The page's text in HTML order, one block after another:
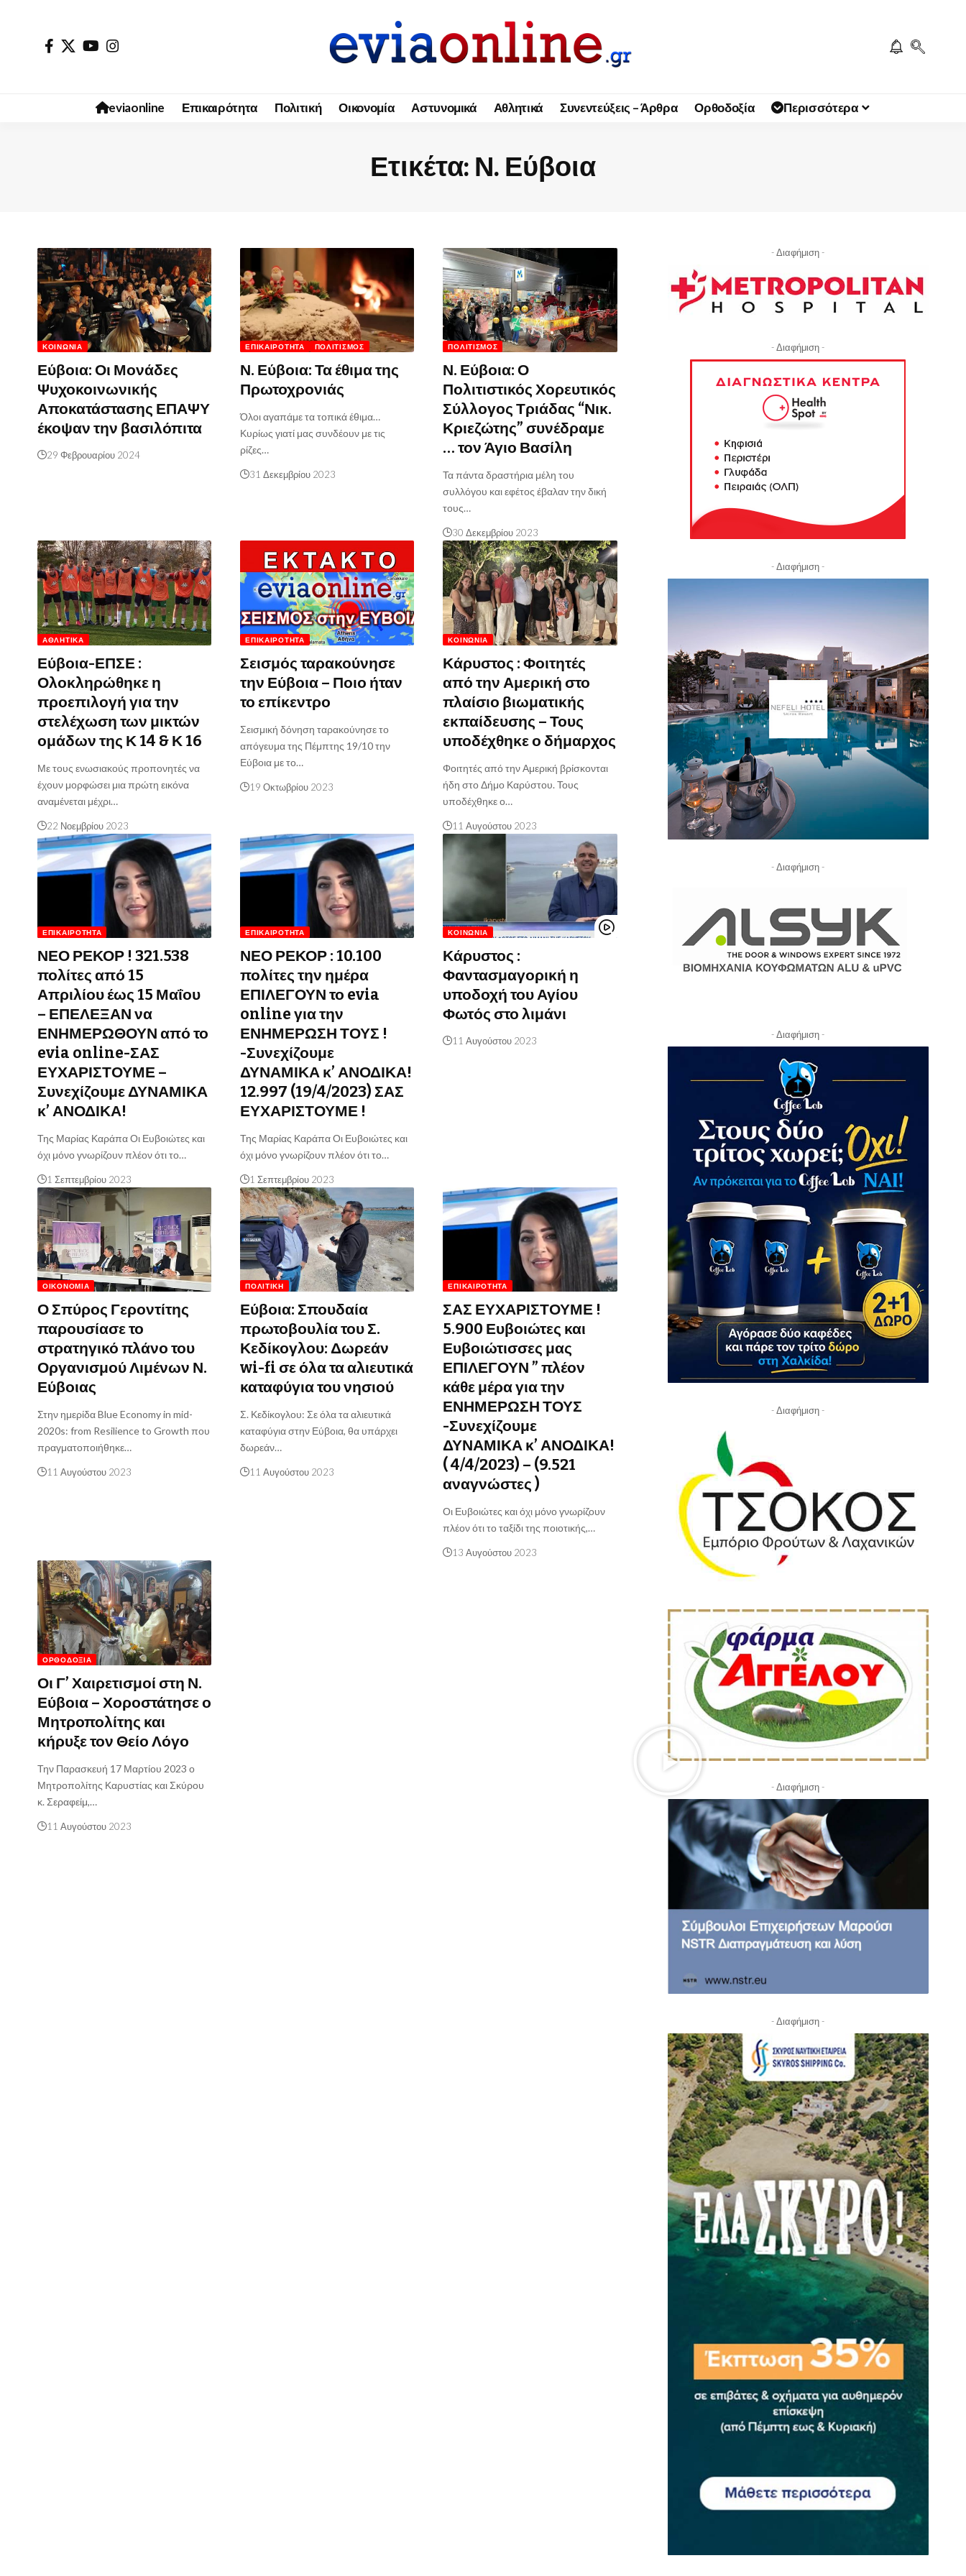
eviaonline Επικαιρότητα Πολιτική Οικονομία Αστυνομικά Αθλητικά Συνεντεύξεις – Άρθρα Ορθοδοξία Περισσότερα
Ετικέτα: Ν. Εύβοια
ΚΟΙΝΩΝΊΑ
Εύβοια: Οι Μονάδες
Ψυχοκοινωνικής
Αποκατάστασης ΕΠΑΨΥ
έκοψαν την βασιλόπιτα
29 Φεβρουαρίου 2024
ΕΠΙΚΑΙΡΌΤΗΤΑ ΠΟΛΙΤΙΣΜΌΣ
Ν. Εύβοια: Τα έθιμα της
Πρωτοχρονιάς
Όλοι αγαπάμε τα τοπικά έθιμα…
Κυρίως γιατί μας συνδέουν με τις
ρίζες…
31 Δεκεμβρίου 2023
ΠΟΛΙΤΙΣΜΌΣ
Ν. Εύβοια: Ο
Πολιτιστικός Χορευτικός
Σύλλογος Τριάδας “Νικ.
Κριεζώτης” συνέδραμε
… τον Άγιο Βασίλη
Τα πάντα δραστήρια μέλη του
συλλόγου και εφέτος έβαλαν την δική
τους…
30 Δεκεμβρίου 2023
ΑΘΛΗΤΙΚΆ
Εύβοια-ΕΠΣΕ :
Ολοκληρώθηκε η
προεπιλογή για την
στελέχωση των μικτών
ομάδων της Κ 14 & Κ 16
Με τους ενωσιακούς προπονητές να
έχουν μορφώσει μια πρώτη εικόνα
αναμένεται μέχρι…
22 Νοεμβρίου 2023
ΕΠΙΚΑΙΡΌΤΗΤΑ
Σεισμός ταρακούνησε
την Εύβοια – Ποιο ήταν
το επίκεντρο
Σεισμική δόνηση ταρακούνησε το
απόγευμα της Πέμπτης 19/10 την
Εύβοια με το…
19 Οκτωβρίου 2023
ΚΟΙΝΩΝΊΑ
Κάρυστος : Φοιτητές
από την Αμερική στο
πλαίσιο βιωματικής
εκπαίδευσης – Τους
υποδέχθηκε ο δήμαρχος
Φοιτητές από την Αμερική βρίσκονται
ήδη στο Δήμο Καρύστου. Τους
υποδέχθηκε ο…
11 Αυγούστου 2023
ΕΠΙΚΑΙΡΌΤΗΤΑ
ΝΕΟ ΡΕΚΟΡ ! 321.538
πολίτες από 15
Απριλίου έως 15 Μαΐου
– ΕΠΕΛΕΞΑΝ να
ΕΝΗΜΕΡΩΘΟΥΝ από το
evia online-ΣΑΣ
ΕΥΧΑΡΙΣΤΟΥΜΕ –
Συνεχίζουμε ΔΥΝΑΜΙΚΑ
κ’ ΑΝΟΔΙΚΑ!
Της Μαρίας Καράπα Οι Ευβοιώτες και
όχι μόνο γνωρίζουν πλέον ότι το…
1 Σεπτεμβρίου 2023
ΕΠΙΚΑΙΡΌΤΗΤΑ
ΝΕΟ ΡΕΚΟΡ : 10.100
πολίτες την ημέρα
ΕΠΙΛΕΓΟΥΝ το evia
online για την
ΕΝΗΜΕΡΩΣΗ ΤΟΥΣ !
-Συνεχίζουμε
ΔΥΝΑΜΙΚΑ κ’ ΑΝΟΔΙΚΑ!
12.997 (19/4/2023) ΣΑΣ
ΕΥΧΑΡΙΣΤΟΥΜΕ !
Της Μαρίας Καράπα Οι Ευβοιώτες και
όχι μόνο γνωρίζουν πλέον ότι το…
1 Σεπτεμβρίου 2023
ΚΟΙΝΩΝΊΑ
Κάρυστος :
Φαντασμαγορική η
υποδοχή του Αγίου
Φωτός στο λιμάνι
11 Αυγούστου 2023
ΟΙΚΟΝΟΜΊΑ
Ο Σπύρος Γεροντίτης
παρουσίασε το
στρατηγικό πλάνο του
Οργανισμού Λιμένων Ν.
Εύβοιας
Στην ημερίδα Blue Economy in mid-
2020s: from Resilience to Growth που
πραγματοποιήθηκε…
11 Αυγούστου 2023
ΠΟΛΙΤΙΚΉ
Εύβοια: Σπουδαία
πρωτοβουλία του Σ.
Κεδίκογλου: Δωρεάν
wi-fi σε όλα τα αλιευτικά
καταφύγια του νησιού
Σ. Κεδίκογλου: Σε όλα τα αλιευτικά
καταφύγια στην Εύβοια, θα υπάρχει
δωρεάν…
11 Αυγούστου 2023
ΕΠΙΚΑΙΡΌΤΗΤΑ
ΣΑΣ ΕΥΧΑΡΙΣΤΟΥΜΕ !
5.900 Ευβοιώτες και
Ευβοιώτισσες μας
ΕΠΙΛΕΓΟΥΝ ” πλέον
κάθε μέρα για την
ΕΝΗΜΕΡΩΣΗ ΤΟΥΣ
-Συνεχίζουμε
ΔΥΝΑΜΙΚΑ κ’ ΑΝΟΔΙΚΑ!
( 4/4/2023) – (9.521
αναγνώστες )
Οι Ευβοιώτες και όχι μόνο γνωρίζουν
πλέον ότι το ταξίδι της ποιοτικής,…
13 Αυγούστου 2023
ΟΡΘΟΔΟΞΊΑ
Οι Γ’ Χαιρετισμοί στη Ν.
Εύβοια – Χοροστάτησε ο
Μητροπολίτης και
κήρυξε τον Θείο Λόγο
Την Παρασκευή 17 Μαρτίου 2023 ο
Μητροπολίτης Καρυστίας και Σκύρου
κ. Σεραφείμ,…
11 Αυγούστου 2023
- Διαφήμιση -
- Διαφήμιση -
- Διαφήμιση -
- Διαφήμιση -
- Διαφήμιση -
- Διαφήμιση -
- Διαφήμιση -
- Διαφήμιση -